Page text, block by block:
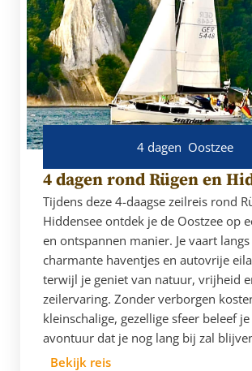
4 dagen Oostzee
4 dagen rond Rügen en
Tijdens deze 4-daagse zeilreis rond
Hiddensee ontdek je de Oostzee op
en ontspannen manier. Je vaart
charmante haventjes en autovrije
terwijl je geniet van natuur, vrijheid
zeilervaring. Zonder verborgen
kleinschalige, gezellige sfeer beleef je
avontuur dat je nog lang bij zal
Bekijk reis